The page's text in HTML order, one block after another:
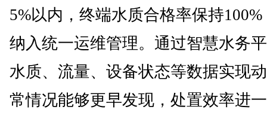
5%以内，终端水质合格率保持
纳入统一运维管理。通过智慧水务
水质、流量、设备状态等数据实现
常情况能够更早发现，处置效率进